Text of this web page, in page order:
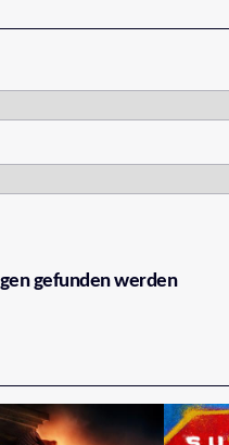
gefunden werden